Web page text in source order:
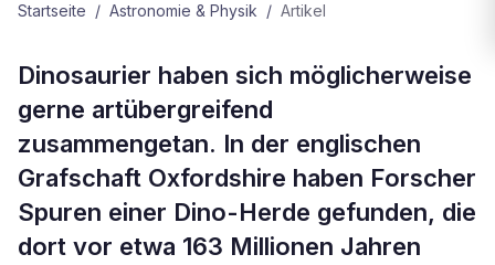
Startseite / Astronomie & Physik / Artikel
Große und kleine Dinosaurier-Arten
wandelten in gemischten Herden
Dinosaurier haben sich möglicherweise
gerne artübergreifend
zusammengetan. In der englischen
Grafschaft Oxfordshire haben Forscher
Spuren einer Dino-Herde gefunden, die
dort vor etwa 163 Millionen Jahren